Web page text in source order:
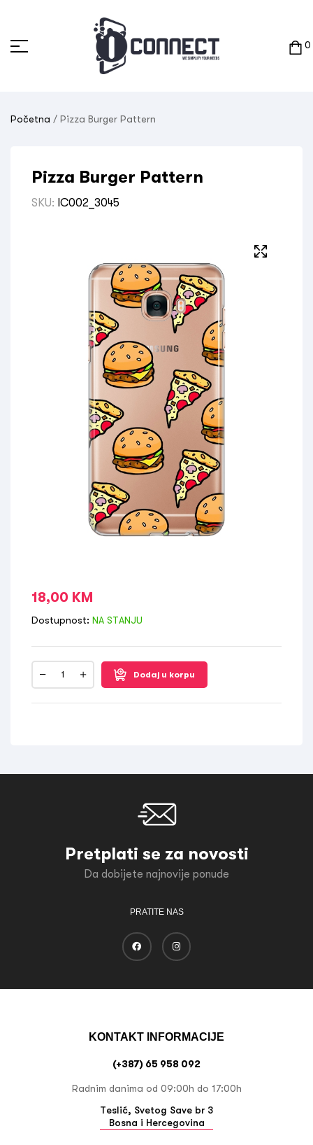
0
Početna / Pizza Burger Pattern
Pizza Burger Pattern
SKU: IC002_3045
18,00 KM
Dostupnost: NA STANJU
Dodaj u korpu
Pretplati se za novosti
Da dobijete najnovije ponude
PRATITE NAS
KONTAKT INFORMACIJE
(+387) 65 958 092
Radnim danima od 09:00h do 17:00h
Teslić, Svetog Save br 3
Bosna i Hercegovina